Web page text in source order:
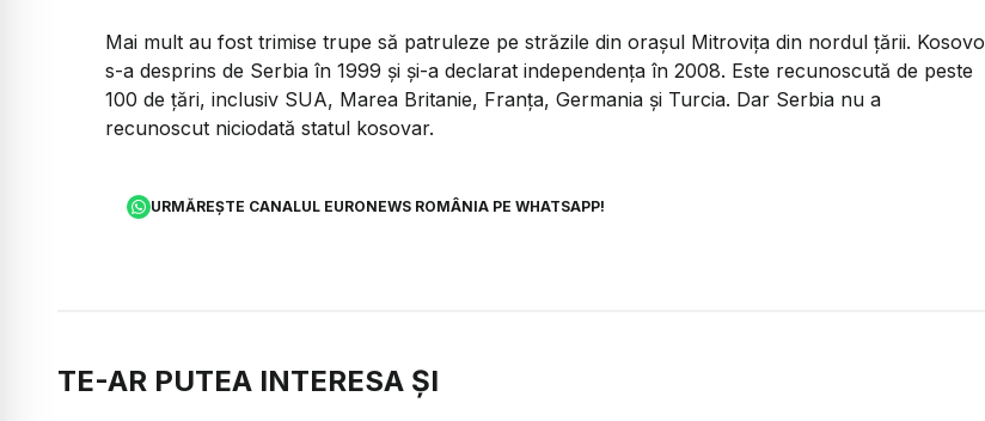
Mai mult au fost trimise trupe să patruleze pe străzile din orașul Mitrovița din nordul țării. Kosovo
s-a desprins de Serbia în 1999 și și-a declarat independența în 2008. Este recunoscută de peste
100 de țări, inclusiv SUA, Marea Britanie, Franța, Germania și Turcia. Dar Serbia nu a
recunoscut niciodată statul kosovar.
URMĂREȘTE CANALUL EURONEWS ROMÂNIA PE WHATSAPP!
TE-AR PUTEA INTERESA ȘI